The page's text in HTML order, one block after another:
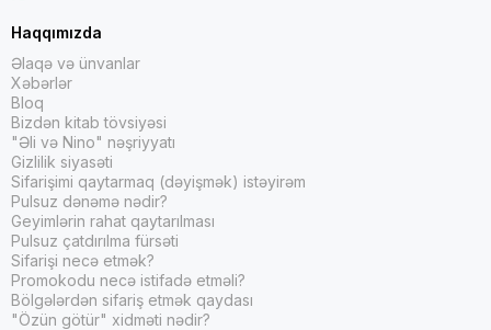
Haqqımızda
Əlaqə və ünvanlar
Xəbərlər
Bloq
Bizdən kitab tövsiyəsi
"Əli və Nino" nəşriyyatı
Gizlilik siyasəti
Sifarişimi qaytarmaq (dəyişmək) istəyirəm
Pulsuz dənəmə nədir?
Geyimlərin rahat qaytarılması
Pulsuz çatdırılma fürsəti
Sifarişi necə etmək?
Promokodu necə istifadə etməli?
Bölgələrdən sifariş etmək qaydası
"Özün götür" xidməti nədir?